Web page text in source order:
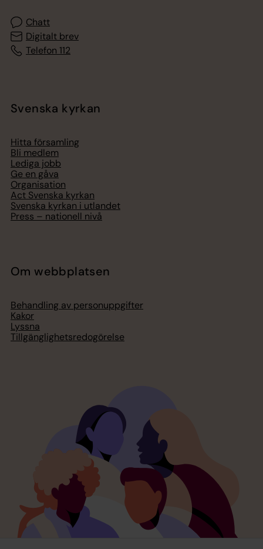
Chatt
Digitalt brev
Telefon 112
Svenska kyrkan
Hitta församling
Bli medlem
Lediga jobb
Ge en gåva
Organisation
Act Svenska kyrkan
Svenska kyrkan i utlandet
Press – nationell nivå
Om webbplatsen
Behandling av personuppgifter
Kakor
Lyssna
Tillgänglighetsredogörelse